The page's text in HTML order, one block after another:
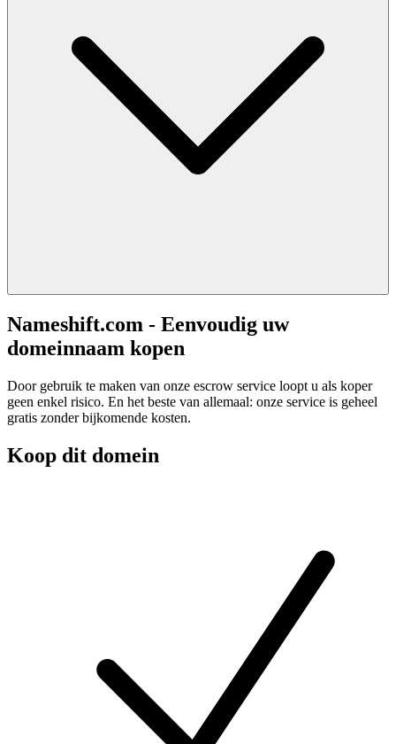
Nameshift.com - Eenvoudig uw
domeinnaam kopen
Door gebruik te maken van onze escrow service loopt u als koper
geen enkel risico. En het beste van allemaal: onze service is geheel
gratis zonder bijkomende kosten.
Koop dit domein